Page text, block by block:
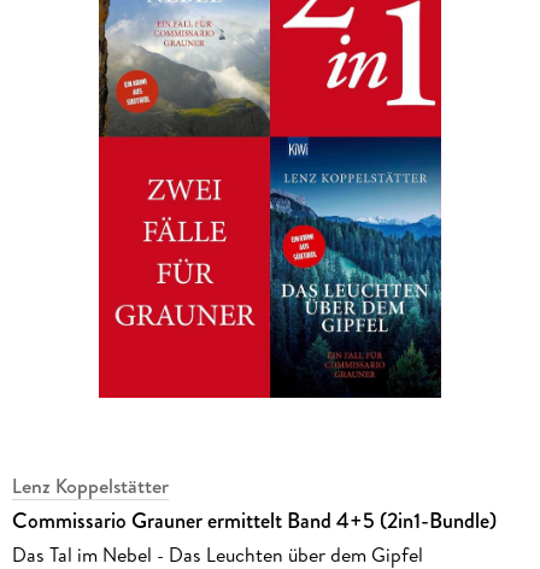
Lenz Koppelstätter
Commissario Grauner ermittelt Band 4+5 (2in1-Bundle)
Das Tal im Nebel - Das Leuchten über dem Gipfel